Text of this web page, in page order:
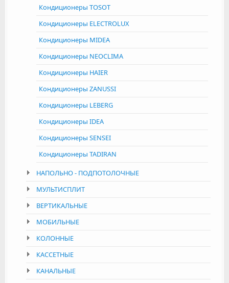
Кондиционеры TOSOT
Кондиционеры ELECTROLUX
Кондиционеры MIDEA
Кондиционеры NEOCLIMA
Кондиционеры HAIER
Кондиционеры ZANUSSI
Кондиционеры LEBERG
Кондиционеры IDEA
Кондиционеры SENSEI
Кондиционеры TADIRAN
НАПОЛЬНО - ПОДПОТОЛОЧНЫЕ
МУЛЬТИСПЛИТ
ВЕРТИКАЛЬНЫЕ
МОБИЛЬНЫЕ
КОЛОННЫЕ
КАССЕТНЫЕ
КАНАЛЬНЫЕ